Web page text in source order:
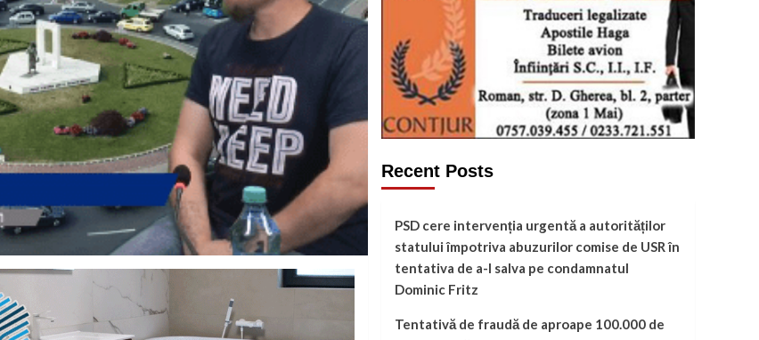
Recent Posts
PSD cere intervenția urgentă a autorităților
statului împotriva abuzurilor comise de USR în
tentativa de a-l salva pe condamnatul
Dominic Fritz
Tentativă de fraudă de aproape 100.000 de